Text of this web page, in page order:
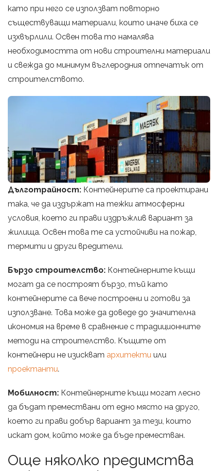
като при него се използват повторно
съществуващи материали, които иначе биха се
изхвърлили. Освен това то намалява
необходимостта от нови строителни материали
и свежда до минимум въглеродния отпечатък от
строителството.
Дълготрайност: Контейнерите са проектирани
така, че да издържат на тежки атмосферни
условия, което ги прави издръжлив вариант за
жилища. Освен това те са устойчиви на пожар,
термити и други вредители.
Бързо строителство: Контейнерните къщи
могат да се построят бързо, тъй като
контейнерите са вече построени и готови за
използване. Това може да доведе до значителна
икономия на време в сравнение с традиционните
методи на строителство. Къщите от
контейнери не изискват архитекти или
проектанти.
Мобилност: Контейнерните къщи могат лесно
да бъдат премествани от едно място на друго,
което ги прави добър вариант за тези, които
искат дом, който може да бъде преместван.
Още няколко предимства